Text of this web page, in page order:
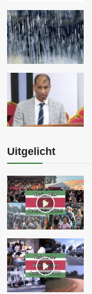
Uitgelicht